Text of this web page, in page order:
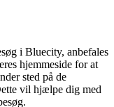
i Bluecity, anbefales
hjemmeside for at
sted på de
vil hjælpe dig med